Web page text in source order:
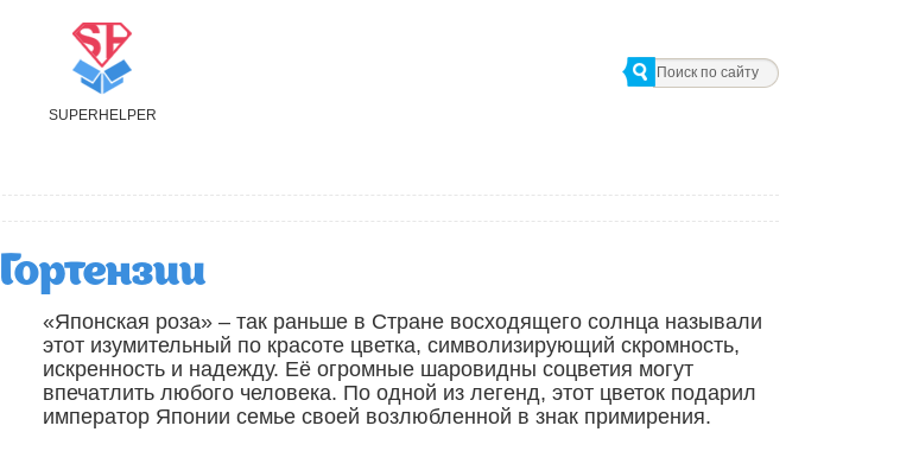
SUPER H ELPER
Гортензии
«Японская роза» – так раньше в Стране восходящего солнца называли
этот изумительный по красоте цветка, символизирующий скромность,
искренность и надежду. Её огромные шаровидны соцветия могут
впечатлить любого человека. По одной из легенд, этот цветок подарил
император Японии семье своей возлюбленной в знак примирения.